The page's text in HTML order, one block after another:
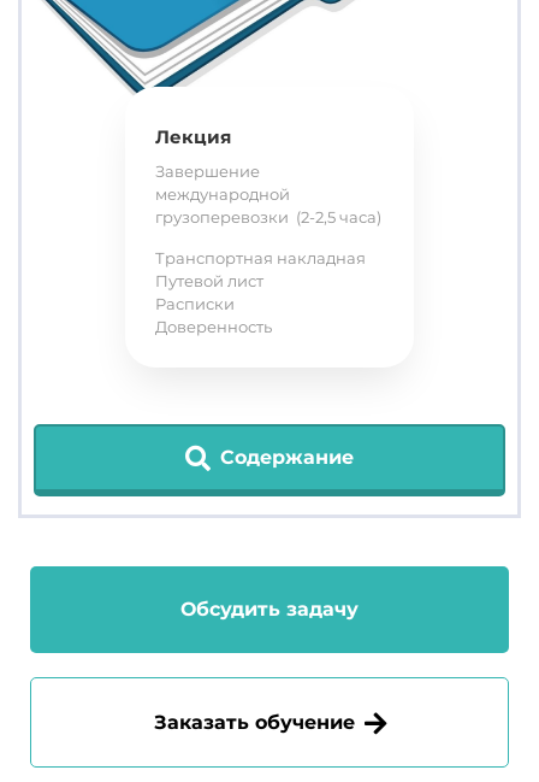
Лекция
Завершение
международной
грузоперевозки (2-2,5 часа)
Транспортная накладная
Путевой лист
Расписки
Доверенность
Содержание
Обсудить задачу
Заказать обучение